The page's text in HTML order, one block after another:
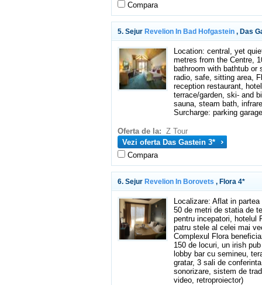
Compara
5. Sejur Revelion In Bad Hofgastein , Das
Location: central, yet
metres from the Centre,
bathroom with bathtub or
radio, safe, sitting area,
reception restaurant,
terrace/garden, ski- and
sauna, steam bath,
Surcharge: parking
Oferta de la: Z Tour
Vezi oferta Das Gastein 3*
Compara
6. Sejur Revelion In Borovets , Flora 4*
Localizare: Aflat in
50 de metri de statia de
pentru incepatori, hotelul
patru stele al celei mai
Complexul Flora
150 de locuri, un irish
lobby bar cu semineu,
gratar, 3 sali de
sonorizare, sistem de
video, retroproiector)